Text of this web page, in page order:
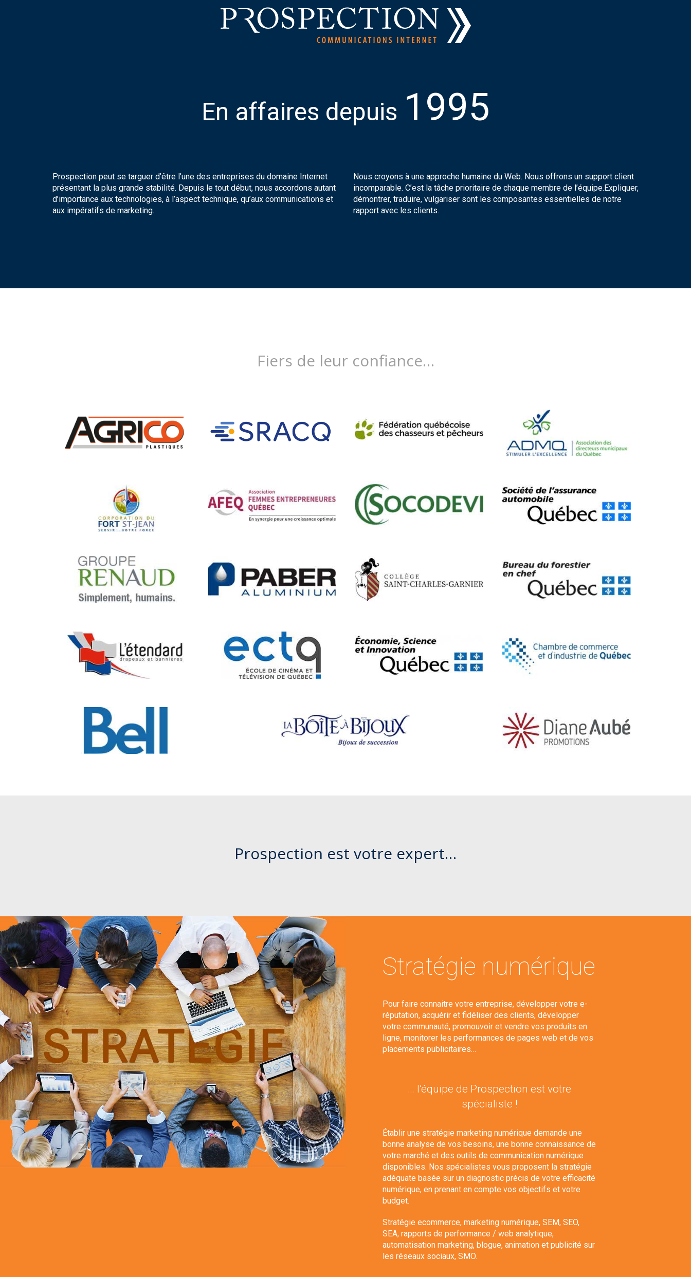
En affaires depuis 1995
Prospection peut se targuer d’être l’une des entreprises du domaine Internet
présentant la plus grande stabilité. Depuis le tout début, nous accordons autant
d’importance aux technologies, à l’aspect technique, qu’aux communications et
aux impératifs de marketing.
Nous croyons à une approche humaine du Web. Nous offrons un support client
incomparable. C’est la tâche prioritaire de chaque membre de l’équipe.Expliquer,
démontrer, traduire, vulgariser sont les composantes essentielles de notre
rapport avec les clients.
Fiers de leur confiance…
Prospection est votre expert…
Stratégie numérique
Pour faire connaitre votre entreprise, développer votre e-
réputation, acquérir et fidéliser des clients, développer
votre communauté, promouvoir et vendre vos produits en
ligne, monitorer les performances de pages web et de vos
placements publicitaires…
… l’équipe de Prospection est votre
spécialiste !
Établir une stratégie marketing numérique demande une
bonne analyse de vos besoins, une bonne connaissance de
votre marché et des outils de communication numérique
disponibles. Nos spécialistes vous proposent la stratégie
adéquate basée sur un diagnostic précis de votre efficacité
numérique, en prenant en compte vos objectifs et votre
budget.
Stratégie ecommerce, marketing numérique, SEM, SEO,
SEA, rapports de performance / web analytique,
automatisation marketing, blogue, animation et publicité sur
les réseaux sociaux, SMO.